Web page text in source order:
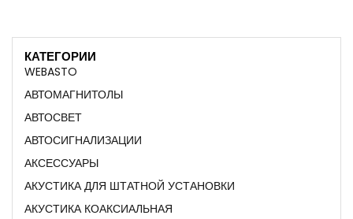
КАТЕГОРИИ
WEBASTO
АВТОМАГНИТОЛЫ
АВТОСВЕТ
АВТОСИГНАЛИЗАЦИИ
АКСЕССУАРЫ
АКУСТИКА ДЛЯ ШТАТНОЙ УСТАНОВКИ
АКУСТИКА КОАКСИАЛЬНАЯ